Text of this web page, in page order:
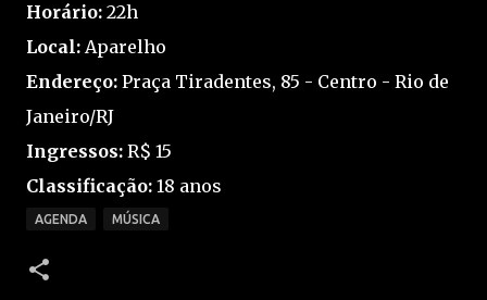
Horário: 22h
Local: Aparelho
Endereço: Praça Tiradentes, 85 - Centro - Rio de
Janeiro/RJ
Ingressos: R$ 15
Classificação: 18 anos
AGENDA MÚSICA